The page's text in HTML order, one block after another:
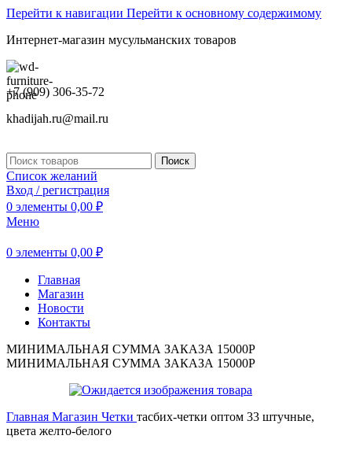
Перейти к навигации Перейти к основному содержимому
Интернет-магазин мусульманских товаров
+7 (909) 306-35-72
khadijah.ru@mail.ru
Поиск
Список желаний
Вход / регистрация
0 элементы 0,00 ₽
Меню
0 элементы 0,00 ₽
Главная
Магазин
Новости
Контакты
МИНИМАЛЬНАЯ СУММА ЗАКАЗА 15000Р
МИНИМАЛЬНАЯ СУММА ЗАКАЗА 15000Р
Главная Магазин Четки тасбих-четки оптом 33 штучные,
цвета желто-белого